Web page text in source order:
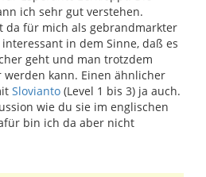
ich sehr gut verstehen.
da für mich als gebrandmarkter
in dem Sinne, daß es
geht und man trotzdem
kann. Einen ähnlicher
Slovianto (Level 1 bis 3) ja auch.
wie du sie im englischen
bin ich da aber nicht